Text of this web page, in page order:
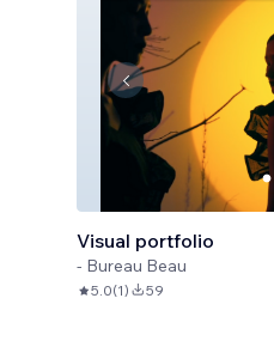
Visual portfolio
- Bureau Beau
5.0(1) 59